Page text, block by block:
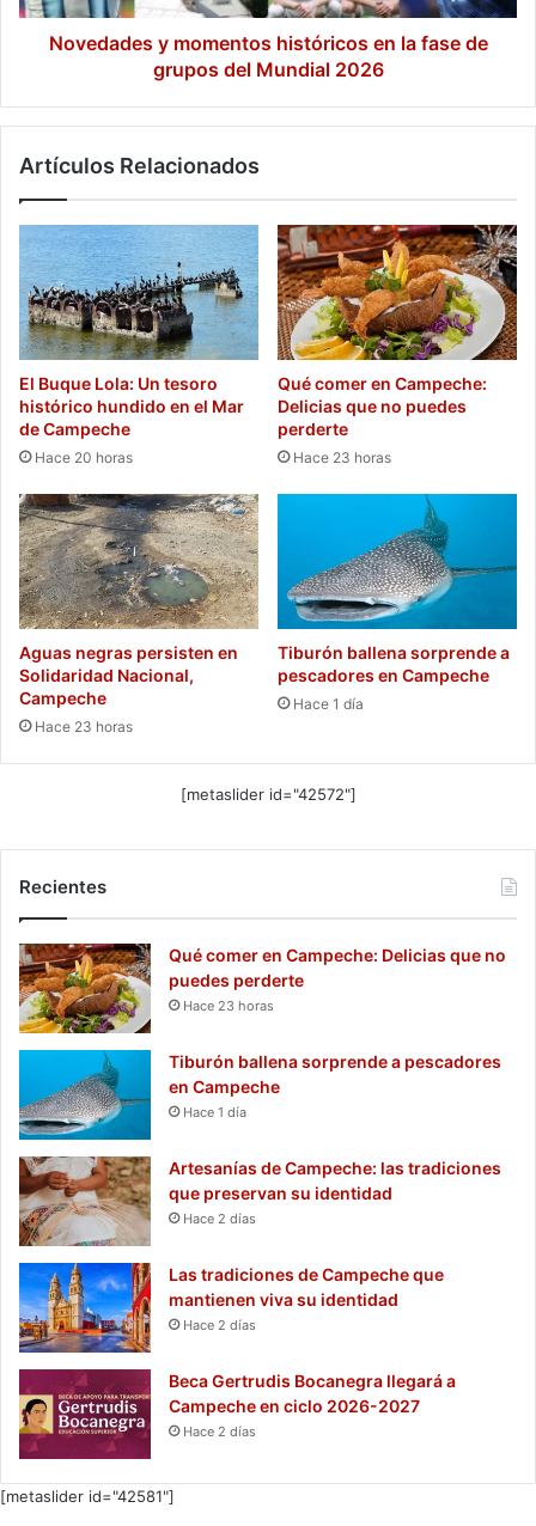
grupos
Novedades y momentos históricos en la fase de
grupos del Mundial 2026
Artículos Relacionados
El Buque Lola: Un tesoro
histórico hundido en el Mar
de Campeche
Hace 20 horas
Qué comer en Campeche:
Delicias que no puedes
perderte
Hace 23 horas
Aguas negras persisten en
Solidaridad Nacional,
Campeche
Hace 23 horas
Tiburón ballena sorprende a
pescadores en Campeche
Hace 1 día
[metaslider id="42572"]
Recientes
Qué comer en Campeche: Delicias que no
puedes perderte
Hace 23 horas
Tiburón ballena sorprende a pescadores
en Campeche
Hace 1 día
Artesanías de Campeche: las tradiciones
que preservan su identidad
Hace 2 días
Las tradiciones de Campeche que
mantienen viva su identidad
Hace 2 días
Beca Gertrudis Bocanegra llegará a
Campeche en ciclo 2026-2027
Hace 2 días
[metaslider id="42581"]